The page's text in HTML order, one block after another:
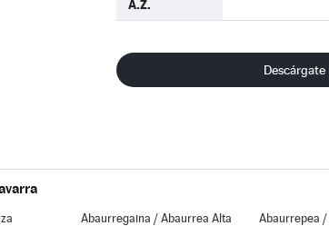
A.Z.
Descárgate
Abaurregaina / Abaurrea Alta Abaurrepea